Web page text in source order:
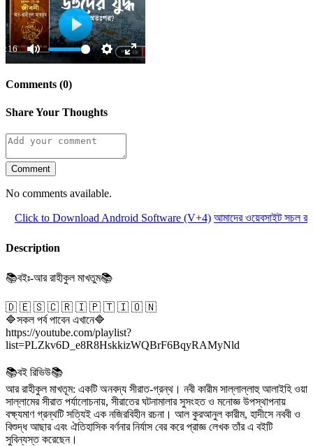
Mute Settings
Enter
Play
Comments (0)
Share Your Thoughts
Comment
No comments available.
Click to Download Android Software (V+4) আমাদের ওয়েবসাইট সচল
Description
📚বইঃ-আর রাহীকুল মাখতুম📚
🇩 🇪 🇸 🇨 🇷 🇮 🇵 🇹 🇮 🇴 🇳
🔷সকল পর্ব পাবেন এখানে🔷
https://youtube.com/playlist?
list=PLZkv6D_e8R8HskkizWQBrF6BqyRAMyNld
📚বই রিভিউ📚
আর রাহীকুল মাখতূম: একটি অনবদ্য সীরাত-গ্রন্থ। নবী কারীম সাল্লাল্লাহু আলাইহি ওয়া
সাল্লামের সীরাত পর্যালোচনায়, সীরাতের ঘটনামালার সুসংহত ও মনোজ্ঞ উপস্থাপনায়
বক্ষ্যমাণ গ্রন্থটি সত্যিই এক নজিরবিহীন রচনা। আল কুরআনুল কারীম, হাদীসে নববী ও
বিশুদ্ধ আছার এবং ঐতিহাসিক বর্ণনার নির্যাস বের করে প্রাজ্ঞ লেখক তাঁর এ বইটি
সুবিন্যস্ত করেছেন।